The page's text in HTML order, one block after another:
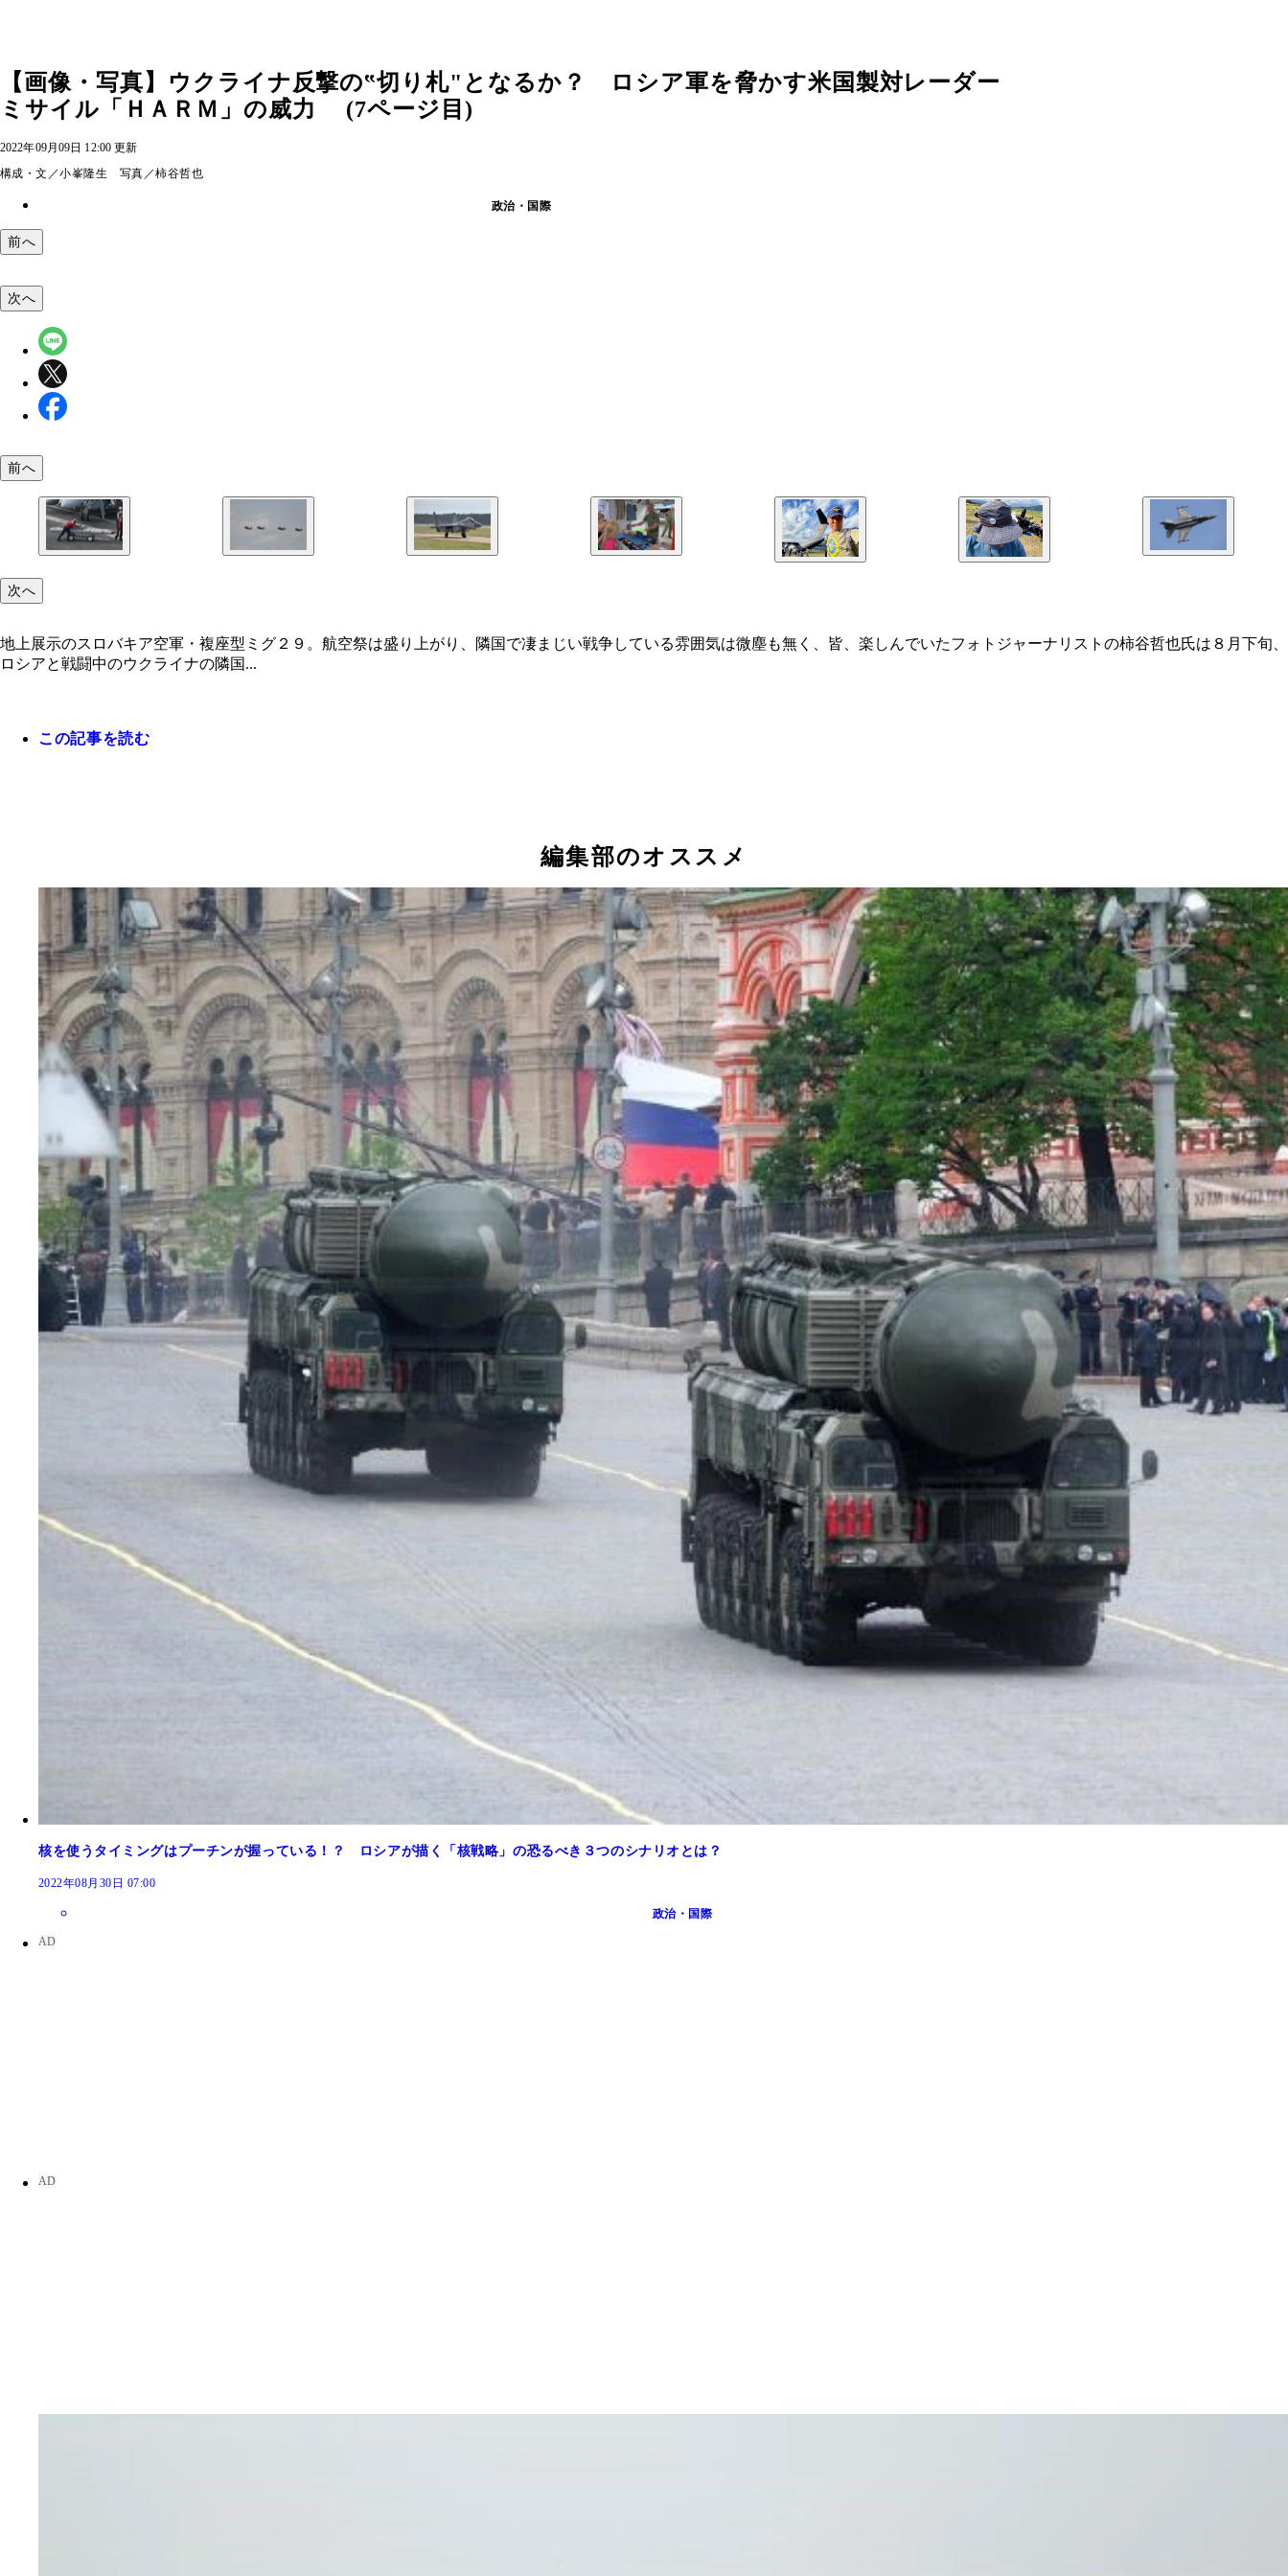
【画像・写真】ウクライナ反撃の‟切り札"となるか？ ロシア軍を脅かす米国製対レーダー
ミサイル「ＨＡＲＭ」の威力 (7ページ目)
2022年09月09日 12:00 更新
構成・文／小峯隆生 写真／柿谷哲也
政治・国際
前へ
本来は西側の戦闘機からしか発射できないＨＡＲＭミサイルを、ウクライナは奇策を用いてミグ２９から撃てるようにした
複座型ミグ２９改修型４機がウクライナに最初に送られると凄まじい戦力になる
米国から技術者が来て改修すれば、単座型ミグ２９でもＨＡＲＭが撃てるようになるらしい
スロバキアのミグ２９部隊では記念グッズが飛ぶように売れていた
スロバキアで買ったウクライナ応援Ｔシャツを着用して、オーストリアに飛来した中国空軍Ｙ２０輸送機の前で意味深い撮影をする柿谷氏
スロバキア空軍基地でＮＡＴＯショップに行くと、『スロバキアはウクライナ側に立つ』と記されたバッチを渡されて、「帽子に付けるようにと」言われた柿谷氏
スロバキアに１年後、米国からＦ１６Ｖが来るまで、防空は写真のポーランド空軍Ｆ１６とチェコ空軍が担当する。三カ国ともＮＡＴＯに加盟している
次へ
前へ
次へ
地上展示のスロバキア空軍・複座型ミグ２９。航空祭は盛り上がり、隣国で凄まじい戦争している雰囲気は微塵も無く、皆、楽しんでいたフォトジャーナリストの柿谷哲也氏は８月下旬、
ロシアと戦闘中のウクライナの隣国...
この記事を読む
編集部のオススメ
核を使うタイミングはプーチンが握っている！？ ロシアが描く「核戦略」の恐るべき３つのシナリオとは？
2022年08月30日 07:00
政治・国際